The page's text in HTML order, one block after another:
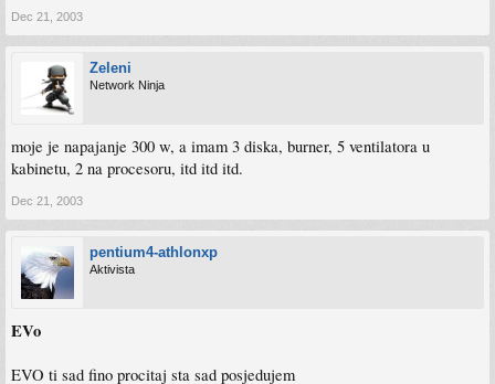
Dec 21, 2003
Zeleni
Network Ninja
moje je napajanje 300 w, a imam 3 diska, burner, 5 ventilatora u
kabinetu, 2 na procesoru, itd itd itd.
Dec 21, 2003
pentium4-athlonxp
Aktivista
EVo
EVO ti sad fino procitaj sta sad posjedujem